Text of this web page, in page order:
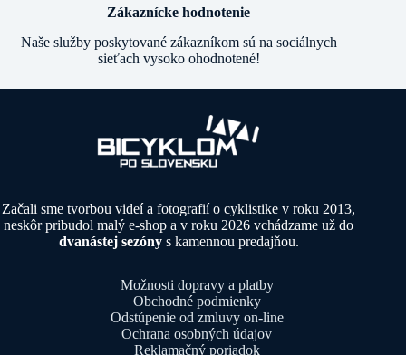
Zákaznícke hodnotenie
Naše služby poskytované zákazníkom sú na sociálnych
sieťach vysoko ohodnotené!
Začali sme tvorbou videí a fotografií o cyklistike v roku 2013,
neskôr pribudol malý e-shop a v roku 2026 vchádzame už do
dvanástej sezónys kamennou predajňou.
Možnosti dopravy a platby
Obchodné podmienky
Odstúpenie od zmluvy on-line
Ochrana osobných údajov
Reklamačný poriadok